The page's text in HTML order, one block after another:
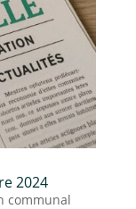
2024
communal